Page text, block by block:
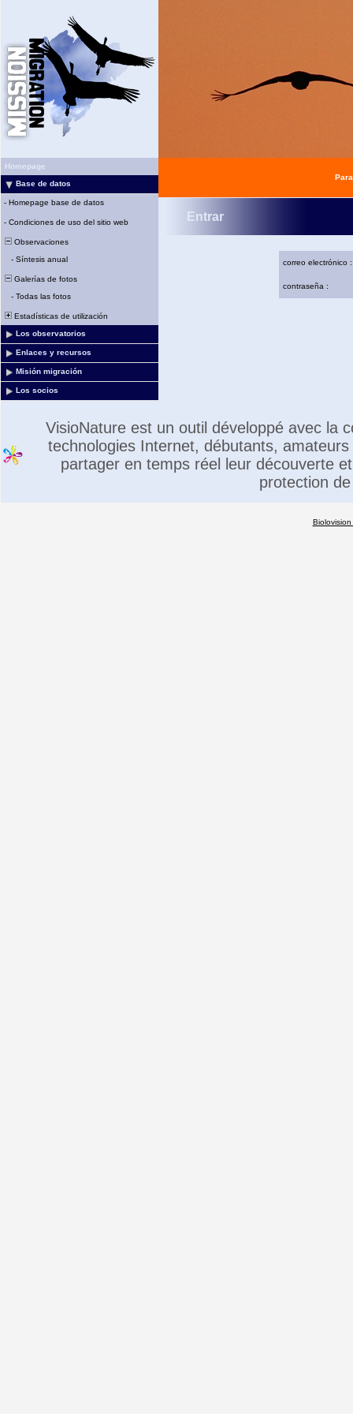
Homepage
Base de datos
- Homepage base de datos
- Condiciones de uso del sitio web
Observaciones
- Síntesis anual
Galerías de fotos
- Todas las fotos
Estadísticas de utilización
Los observatorios
Enlaces y recursos
Misión migración
Los socios
Entrar
correo electrónico :
contraseña :
VisioNature est un outil développé avec la
technologies Internet, débutants,
partager en temps réel leur découverte
protection
Biolovision